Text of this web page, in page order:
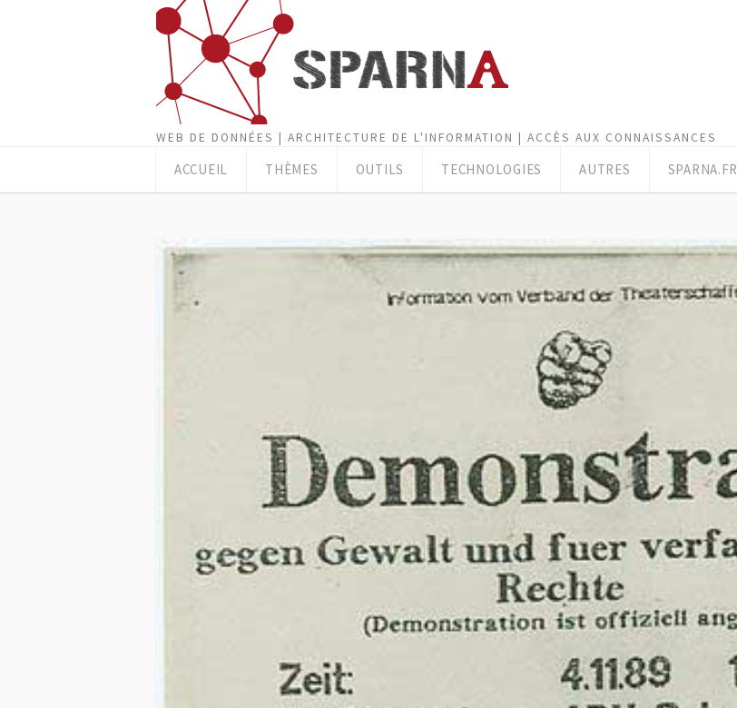
WEB DE DONNÉES | ARCHITECTURE DE L'INFORMATION | ACCÈS AUX CONNAISSANCES
ACCUEIL THÈMES OUTILS TECHNOLOGIES AUTRES SPARNA.FR